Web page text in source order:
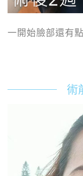
一開始臉部還有
術